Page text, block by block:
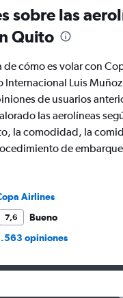
sobre las
Quito
de cómo es volar con
Internacional Luis
de usuarios
las aerolíneas
la comodidad, la
de
Airlines
7,6
Bueno
opiniones